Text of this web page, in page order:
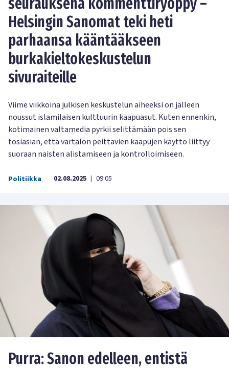
Helsingin Sanomat teki heti
parhaansa kääntääkseen
burkakieltokeskustelun
sivuraiteille
Viime viikkoina julkisen keskustelun aiheeksi on jälleen
noussut islamilaisen kulttuurin kaapuasut. Kuten ennenkin,
kotimainen valtamedia pyrkii selittämään pois sen
tosiasian, että vartalon peittävien kaapujen käyttö liittyy
suoraan naisten alistamiseen ja kontrolloimiseen.
Politiikka 02.08.2025 | 09:05
Purra: Sanon edelleen, entistä